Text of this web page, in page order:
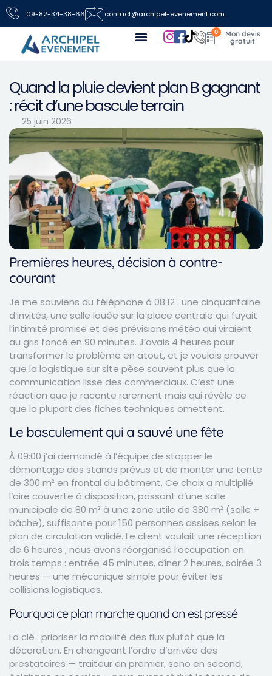
09-82-34-38-66 contact@archipel-evenement.com
0
Quand la pluie devient plan B gagnant
: récit d’une bascule terrain
25 juin 2026
Premières heures, décision à contre-
courant
Je me souviens du téléphone à 08:12 : une cinquantaine
d’invités, une salle louée sur la place centrale qui fuyait
l’intimité promise et des prévisions météo qui viraient
au gris foncé en 90 minutes. J’avais 4 heures pour
transformer le problème en atout, et je voulais prouver
que la logistique sur site pèse souvent plus que la
communication lisse des commerciaux. C’est une
réaction que je raconte rarement mais qui révèle ce
que la plupart des fiches techniques omettent.
Le basculement qui a sauvé une fête
À 09:00 j’ai demandé à l’équipe de stopper le
démontage des stands prévus et de monter une tente
de 300 m² en frontal du bâtiment. Ce choix a multiplié
l’aire couverte à disposition, passant d’une salle
municipale de 80 m² à une zone utile de 380 m² (salle +
bâche), suffisante pour 150 personnes assises selon le
plan de circulation validé. Le client voulait une réception
de 6 heures ; nous avons réorganisé l’occupation en
trois temps : entrée 45 minutes, dîner 2 heures, soirée 3
heures — une mécanique simple pour éviter les
collisions logistiques.
Pourquoi ce plan marche quand on est pressé
La clé : prioriser la mobilité des flux plutôt que la
décoration. En changeant l’ordre d’arrivée des
prestataires — traiteur en premier, sono en second,